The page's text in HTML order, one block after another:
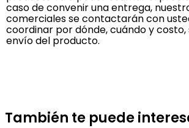
caso de convenir una entrega,
comerciales se contactarán con
coordinar por dónde, cuándo y costo,
envío del producto.
También te puede